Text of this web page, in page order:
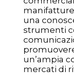
una
strumenti
un’ampia
mercati di